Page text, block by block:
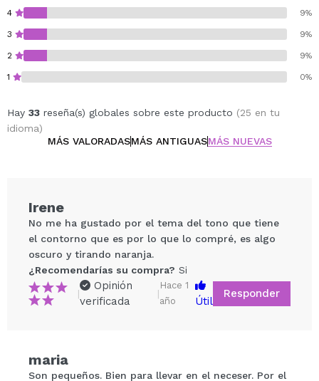
4 9%
3 9%
2 9%
1 0%
Hay 33 reseña(s) globales sobre este producto (25 en tu
idioma)
MÁS VALORADASMÁS ANTIGUASMÁS NUEVAS
Tu vídeo podría ser el primero. Imagínatelo...
Irene
No me ha gustado por el tema del tono que tiene
el contorno que es por lo que lo compré, es algo
oscuro y tirando naranja.
¿Recomendarías su compra? Si
|
Opinión
verificada
|
Hace 1
año
Útil
Responder
maria
Son pequeños. Bien para llevar en el neceser. Por el